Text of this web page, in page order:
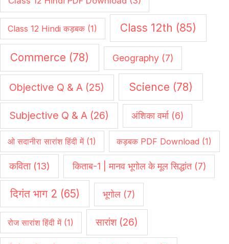
Class 12 Hindi कड़बक (1) Class 12th (85)
Commerce (78) Geography(7)
Objective Q & A (25) Science (78)
Subjective Q & A(26) अंशिका वर्मा(6)
ओ सदानीरा सारांश हिंदी में(1) कड़बक PDF Download (1)
कविता(13) किताब-1 | मानव भूगोल के मूल सिद्धांत(7)
दिगंत भाग 2 (65) भूगोल (7)
रोज सारांश हिंदी में(1) सारांश(26)